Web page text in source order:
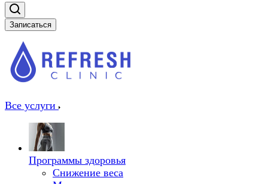
Записаться
Все услуги
Программы здоровья
Снижение веса